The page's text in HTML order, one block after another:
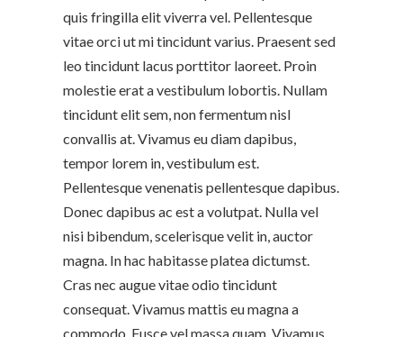
quis fringilla elit viverra vel. Pellentesque
vitae orci ut mi tincidunt varius. Praesent sed
leo tincidunt lacus porttitor laoreet. Proin
molestie erat a vestibulum lobortis. Nullam
tincidunt elit sem, non fermentum nisl
convallis at. Vivamus eu diam dapibus,
tempor lorem in, vestibulum est.
Pellentesque venenatis pellentesque dapibus.
Donec dapibus ac est a volutpat. Nulla vel
nisi bibendum, scelerisque velit in, auctor
magna. In hac habitasse platea dictumst.
Cras nec augue vitae odio tincidunt
consequat. Vivamus mattis eu magna a
commodo. Fusce vel massa quam. Vivamus